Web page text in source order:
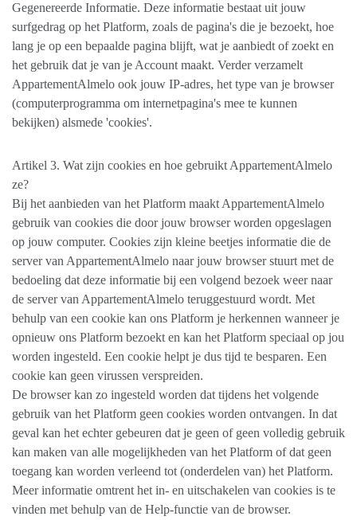
Gegenereerde Informatie. Deze informatie bestaat uit jouw
surfgedrag op het Platform, zoals de pagina's die je bezoekt, hoe
lang je op een bepaalde pagina blijft, wat je aanbiedt of zoekt en
het gebruik dat je van je Account maakt. Verder verzamelt
AppartementAlmelo ook jouw IP-adres, het type van je browser
(computerprogramma om internetpagina's mee te kunnen
bekijken) alsmede 'cookies'.
Artikel 3. Wat zijn cookies en hoe gebruikt AppartementAlmelo
ze?
Bij het aanbieden van het Platform maakt AppartementAlmelo
gebruik van cookies die door jouw browser worden opgeslagen
op jouw computer. Cookies zijn kleine beetjes informatie die de
server van AppartementAlmelo naar jouw browser stuurt met de
bedoeling dat deze informatie bij een volgend bezoek weer naar
de server van AppartementAlmelo teruggestuurd wordt. Met
behulp van een cookie kan ons Platform je herkennen wanneer je
opnieuw ons Platform bezoekt en kan het Platform speciaal op jou
worden ingesteld. Een cookie helpt je dus tijd te besparen. Een
cookie kan geen virussen verspreiden.
De browser kan zo ingesteld worden dat tijdens het volgende
gebruik van het Platform geen cookies worden ontvangen. In dat
geval kan het echter gebeuren dat je geen of geen volledig gebruik
kan maken van alle mogelijkheden van het Platform of dat geen
toegang kan worden verleend tot (onderdelen van) het Platform.
Meer informatie omtrent het in- en uitschakelen van cookies is te
vinden met behulp van de Help-functie van de browser.